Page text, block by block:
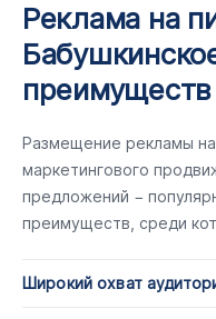
Реклама на
преимуществ
Размещение рекламы
маркетингового
предложений −
преимуществ, среди
Широкий охват